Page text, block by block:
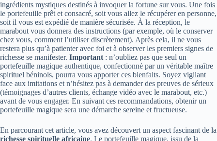
ingrédients mystiques destinés à invoquer la fortune sur vous. Une fois
le portefeuille prêt et consacré, soit vous allez le récupérer en personne,
soit il vous est expédié de manière sécurisée. À la réception, le
marabout vous donnera des instructions (par exemple, où le conserver
chez vous, comment l’utiliser discrètement). Après cela, il ne vous
restera plus qu’à patienter avec foi et à observer les premiers signes de
richesse se manifester. Important : n’oubliez pas que seul un
portefeuille magique authentique, confectionné par un véritable maître
spirituel béninois, pourra vous apporter ces bienfaits. Soyez vigilant
face aux imitations et n’hésitez pas à demander des preuves de sérieux
(témoignages d’autres clients, échange vidéo avec le marabout, etc.)
avant de vous engager. En suivant ces recommandations, obtenir un
portefeuille magique sera une démarche sereine et fructueuse.
En parcourant cet article, vous avez découvert un aspect fascinant de la
richesse spirituelle africaine. Le portefeuille magique, issu de la